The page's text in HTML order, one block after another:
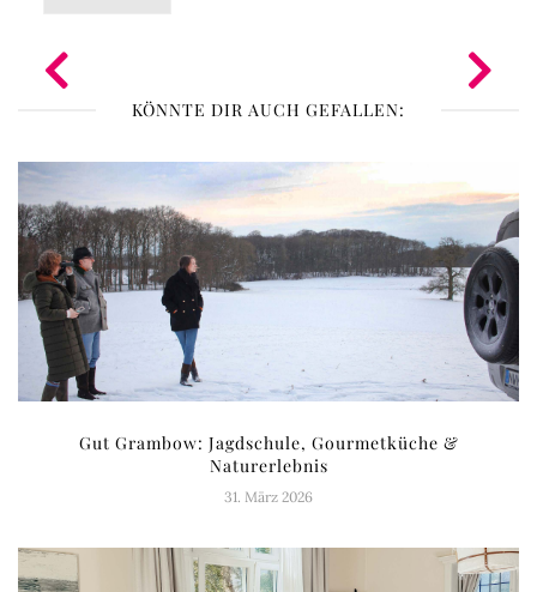
KÖNNTE DIR AUCH GEFALLEN:
Gut Grambow: Jagdschule, Gourmetküche &
Naturerlebnis
31. März 2026